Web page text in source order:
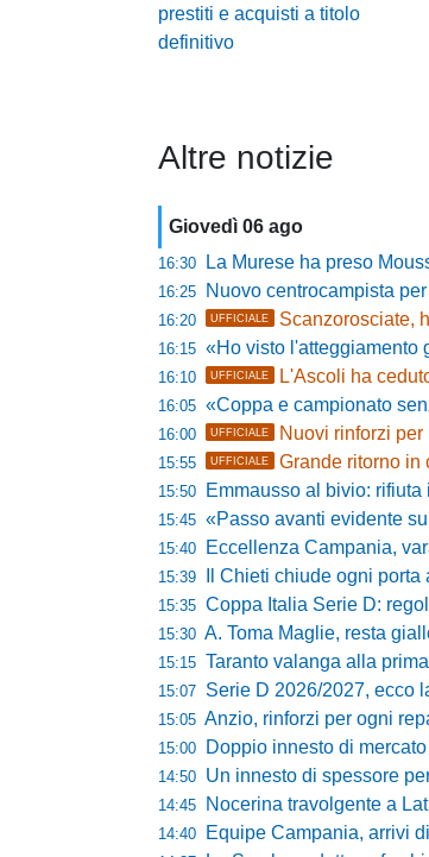
prestiti e acquisti a titolo
definitivo
Altre notizie
Giovedì 06 ago
16:30 La Murese ha preso
16:25 Nuovo centrocampista per
16:20 UFFICIALE Scanzorosciate,
16:15 «Ho visto l'atteggiamento giusto pur nella
16:10 UFFICIALE L'Ascoli ha
16:05 «Coppa e campionato senza
16:00 UFFICIALE Nuovi rinforzi
15:55 UFFICIALE Grande ritorno in
15:50 Emmausso al bivio: rifiuta il
15:45 «Passo avanti evidente su brillantezza e
15:40 Eccellenza Campania,
15:39 Il Chieti chiude ogni porta a Pino
15:35 Coppa Italia Serie D:
15:30 A. Toma Maglie, resta
15:15 Taranto valanga alla prima uscita: 7-0
15:07 Serie D 2026/2027, ecco
15:05 Anzio, rinforzi per ogni
15:00 Doppio innesto di mercato
14:50 Un innesto di spessore per
14:45 Nocerina travolgente a
14:40 Equipe Campania, arrivi di prestigio